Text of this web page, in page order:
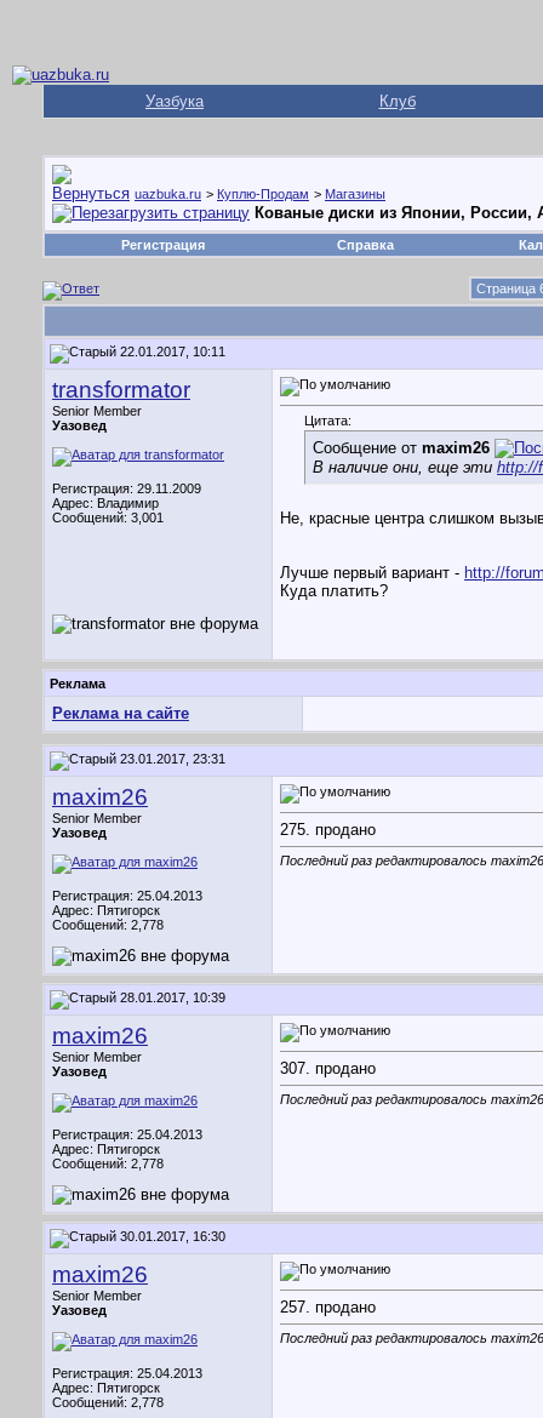
Уазбука Клуб
uazbuka.ru > Куплю-Продам > Магазины
Кованые диски из Японии, России,
Регистрация Справка
Страница
22.01.2017, 10:11
transformator
Senior Member
Уазовед
Регистрация: 29.11.2009
Адрес: Владимир
Сообщений: 3,001
Цитата:
Сообщение от maxim26
В наличие они, еще эти http://
Не, красные центра слишком
Лучше первый вариант - http://
Куда платить?
Реклама
Реклама на сайте
23.01.2017, 23:31
maxim26
Senior Member
Уазовед
Регистрация: 25.04.2013
Адрес: Пятигорск
Сообщений: 2,778
275. продано
Последний раз редактировалось
28.01.2017, 10:39
maxim26
Senior Member
Уазовед
Регистрация: 25.04.2013
Адрес: Пятигорск
Сообщений: 2,778
307. продано
Последний раз редактировалось
30.01.2017, 16:30
maxim26
Senior Member
Уазовед
Регистрация: 25.04.2013
Адрес: Пятигорск
Сообщений: 2,778
257. продано
Последний раз редактировалось